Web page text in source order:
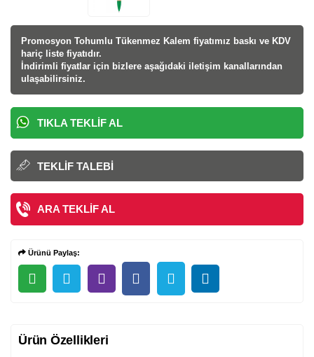
Promosyon Tohumlu Tükenmez Kalem fiyatımız baskı ve KDV
hariç liste fiyatıdır.
İndirimli fiyatlar için bizlere aşağıdaki iletişim kanallarından
ulaşabilirsiniz.
TIKLA TEKLIF AL
TEKLIF TALEBI
ARA TEKLIF AL
Ürünü Paylaş:
Ürün Özellikleri